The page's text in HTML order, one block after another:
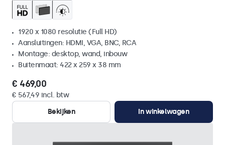
1920 x 1080 resolutie (Full HD)
Aansluitingen: HDMI, VGA, BNC, RCA
Montage: desktop, wand, inbouw
Buitenmaat: 422 x 259 x 38 mm
€ 469,00
€ 567,49 incl. btw
Bekijken
In winkelwagen